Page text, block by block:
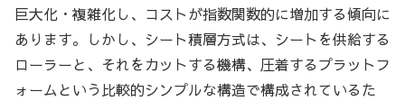
巨大化・複雑化し、コストが指数関数的に増加する傾向に
あります。しかし、シート積層方式は、シートを供給する
ローラーと、それをカットする機構、圧着するプラットフ
ォームという比較的シンプルな構造で構成されているた